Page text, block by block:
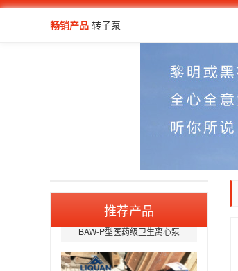
畅销产品 转子泵
推荐产品
WQP型不锈钢无堵塞潜水排污泵
BAW-P型医药级卫生离心泵